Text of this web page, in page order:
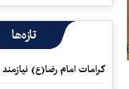
تازه‌ها
کرامات امام رضا(ع)